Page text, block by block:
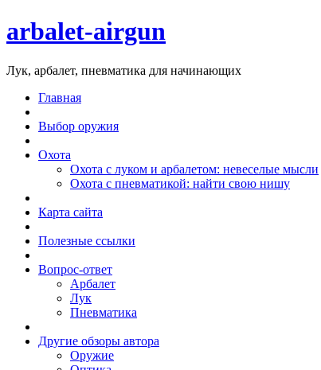
arbalet-airgun
Лук, арбалет, пневматика для начинающих
Главная
Выбор оружия
Охота
Охота с луком и арбалетом: невеселые мысли
Охота с пневматикой: найти свою нишу
Карта сайта
Полезные ссылки
Вопрос-ответ
Арбалет
Лук
Пневматика
Другие обзоры автора
Оружие